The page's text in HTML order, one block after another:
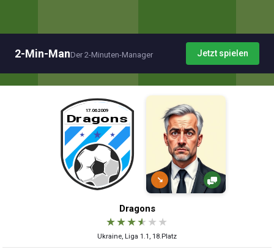
2-Min-ManDer 2-Minuten-Manager Jetzt spielen
↘
Dragons
★★★★ ★ ★
Ukraine, Liga 1.1, 18.Platz